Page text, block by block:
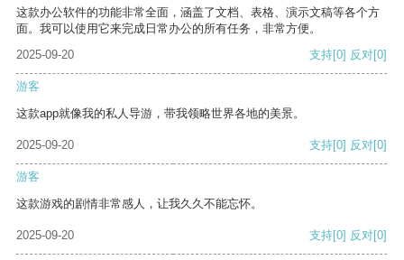
这款办公软件的功能非常全面，涵盖了文档、表格、演示文稿等各个方
面。我可以使用它来完成日常办公的所有任务，非常方便。
2025-09-20
支持[0] 反对[0]
游客
这款app就像我的私人导游，带我领略世界各地的美景。
2025-09-20 支持[0] 反对[0]
游客
这款游戏的剧情非常感人，让我久久不能忘怀。
2025-09-20 支持[0] 反对[0]